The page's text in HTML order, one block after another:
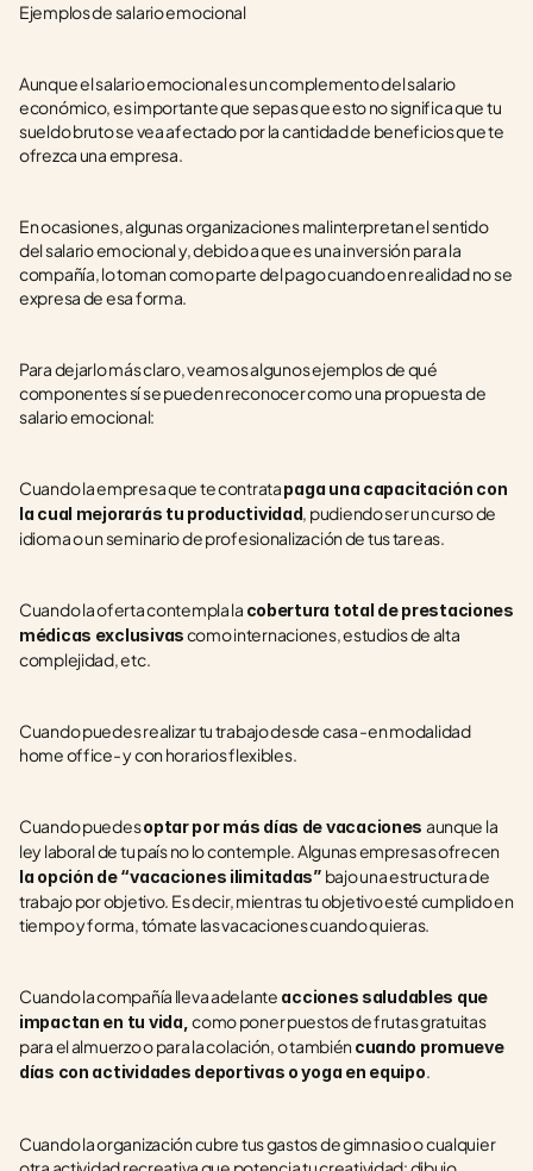
Ejemplos de salario emocional
Aunque el salario emocional es un complemento del salario
económico, es importante que sepas que esto no significa que tu
sueldo bruto se vea afectado por la cantidad de beneficios que te
ofrezca una empresa.
En ocasiones, algunas organizaciones malinterpretan el sentido
del salario emocional y, debido a que es una inversión para la
compañía, lo toman como parte del pago cuando en realidad no se
expresa de esa forma.
Para dejarlo más claro, veamos algunos ejemplos de qué
componentes sí se pueden reconocer como una propuesta de
salario emocional:
Cuando la empresa que te contrata paga una capacitación con
la cual mejorarás tu productividad, pudiendo ser un curso de
idioma o un seminario de profesionalización de tus tareas.
Cuando la oferta contempla la cobertura total de prestaciones
médicas exclusivas como internaciones, estudios de alta
complejidad, etc.
Cuando puedes realizar tu trabajo desde casa -en modalidad
home office- y con horarios flexibles.
Cuando puedes optar por más días de vacaciones aunque la
ley laboral de tu país no lo contemple. Algunas empresas ofrecen
la opción de “vacaciones ilimitadas” bajo una estructura de
trabajo por objetivo. Es decir, mientras tu objetivo esté cumplido en
tiempo y forma, tómate las vacaciones cuando quieras.
Cuando la compañía lleva adelante acciones saludables que
impactan en tu vida, como poner puestos de frutas gratuitas
para el almuerzo o para la colación, o también cuando promueve
días con actividades deportivas o yoga en equipo.
Cuando la organización cubre tus gastos de gimnasio o cualquier